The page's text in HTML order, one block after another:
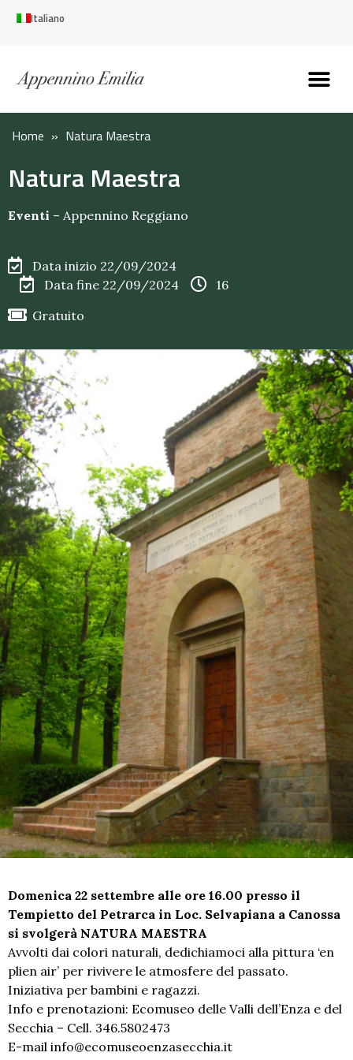
Italiano
Home » Natura Maestra
Natura Maestra
Eventi – Appennino Reggiano
Data inizio 22/09/2024
Data fine 22/09/2024
16
Gratuito
Domenica 22 settembre alle ore 16.00 presso il
Tempietto del Petrarca in Loc. Selvapiana a Canossa
si svolgerà NATURA MAESTRA
Avvolti dai colori naturali, dedichiamoci alla pittura ‘en
plien air’ per rivivere le atmosfere del passato.
Iniziativa per bambini e ragazzi.
Info e prenotazioni: Ecomuseo delle Valli dell’Enza e del
Secchia – Cell. 346.5802473
E-mail info@ecomuseoenzasecchia.it